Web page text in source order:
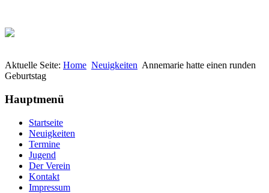
Aktuelle Seite: Home Neuigkeiten Annemarie hatte einen runden
Geburtstag
Hauptmenü
Startseite
Neuigkeiten
Termine
Jugend
Der Verein
Kontakt
Impressum